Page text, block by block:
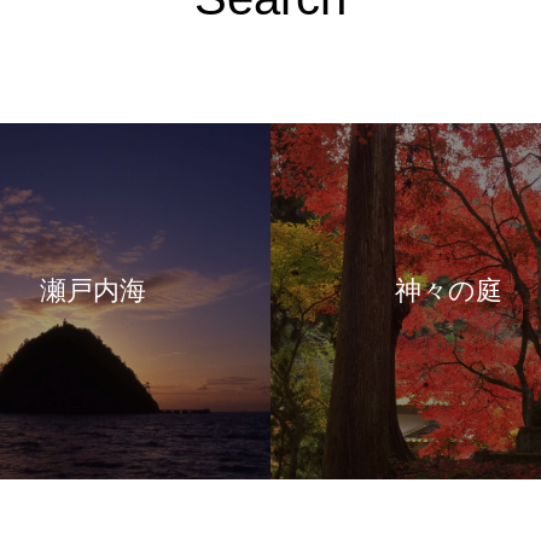
瀬戸内海 神々の庭